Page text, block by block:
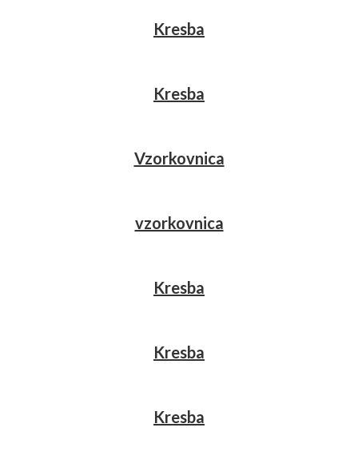
Kresba
Kresba
Vzorkovnica
vzorkovnica
Kresba
Kresba
Kresba